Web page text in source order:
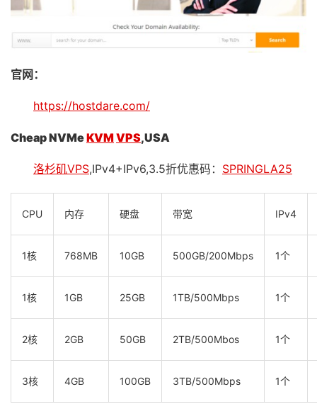
官网：
https://hostdare.com/
Cheap NVMeKVMVPS,USA
洛杉矶VPS,IPv4+IPv6,3.5折优惠码： SPRINGLA25
CPU 内存 硬盘 带宽 IPv4
1核 768MB 10GB 500GB/200Mbps 1个
1核 1GB 25GB 1TB/500Mbps 1个
2核 2GB 50GB 2TB/500Mbos 1个
3核 4GB 100GB 3TB/500Mbps 1个